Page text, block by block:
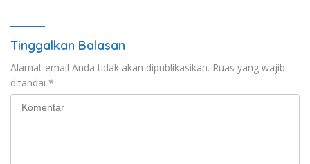
Tinggalkan Balasan
Alamat email Anda tidak akan dipublikasikan. Ruas yang wajib
ditandai *